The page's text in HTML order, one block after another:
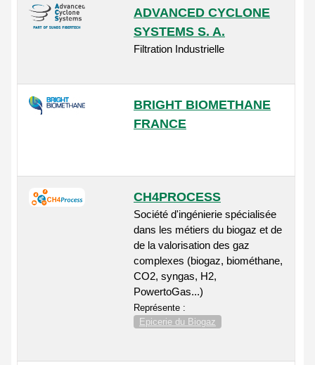
ADVANCED CYCLONE
SYSTEMS S. A.
Filtration Industrielle
BRIGHT BIOMETHANE
FRANCE
CH4PROCESS
Société d'ingénierie spécialisée
dans les métiers du biogaz et de
de la valorisation des gaz
complexes (biogaz, biométhane,
CO2, syngas, H2,
PowertoGas...)
Représente :
Epicerie du Biogaz